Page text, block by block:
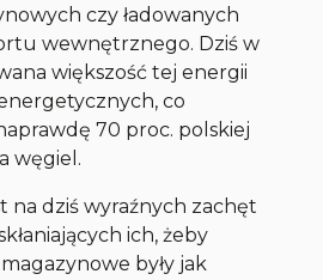
czy ładowanych
wewnętrznego. Dziś w
większość tej energii
co
70 proc. polskiej
węgiel.
na dziś wyraźnych zachęt
ich, żeby
były jak